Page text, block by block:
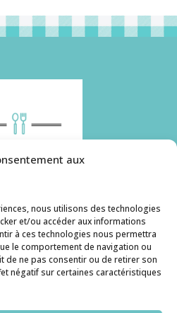
aux
nous utilisons des technologies
et/ou accéder aux informations
à ces technologies nous permettra
le comportement de navigation ou
de ne pas consentir ou de retirer son
négatif sur certaines caractéristiques
des cookies. Pour en
que sur la politique de
cliquez ici.